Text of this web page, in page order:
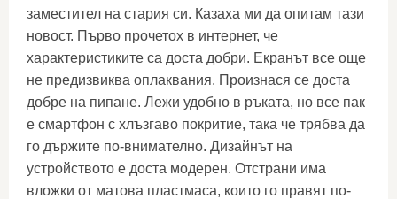
заместител на стария си. Казаха ми да опитам тази
новост. Първо прочетох в интернет, че
характеристиките са доста добри. Екранът все още
не предизвиква оплаквания. Произнася се доста
добре на пипане. Лежи удобно в ръката, но все пак
е смартфон с хлъзгаво покритие, така че трябва да
го държите по-внимателно. Дизайнът на
устройството е доста модерен. Отстрани има
вложки от матова пластмаса, които го правят по-